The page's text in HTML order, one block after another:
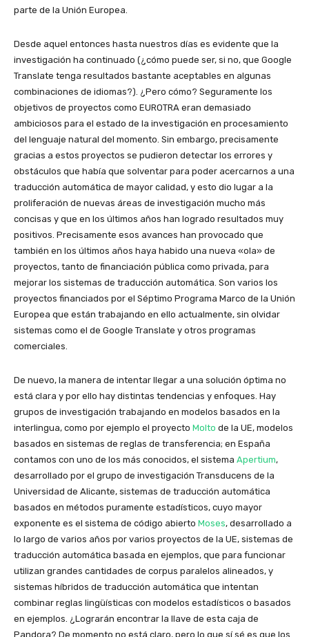
parte de la Unión Europea.
Desde aquel entonces hasta nuestros días es evidente que la
investigación ha continuado (¿cómo puede ser, si no, que Google
Translate tenga resultados bastante aceptables en algunas
combinaciones de idiomas?). ¿Pero cómo? Seguramente los
objetivos de proyectos como EUROTRA eran demasiado
ambiciosos para el estado de la investigación en procesamiento
del lenguaje natural del momento. Sin embargo, precisamente
gracias a estos proyectos se pudieron detectar los errores y
obstáculos que había que solventar para poder acercarnos a una
traducción automática de mayor calidad, y esto dio lugar a la
proliferación de nuevas áreas de investigación mucho más
concisas y que en los últimos años han logrado resultados muy
positivos. Precisamente esos avances han provocado que
también en los últimos años haya habido una nueva «ola» de
proyectos, tanto de financiación pública como privada, para
mejorar los sistemas de traducción automática. Son varios los
proyectos financiados por el Séptimo Programa Marco de la Unión
Europea que están trabajando en ello actualmente, sin olvidar
sistemas como el de Google Translate y otros programas
comerciales.
De nuevo, la manera de intentar llegar a una solución óptima no
está clara y por ello hay distintas tendencias y enfoques. Hay
grupos de investigación trabajando en modelos basados en la
interlingua, como por ejemplo el proyecto Molto de la UE, modelos
basados en sistemas de reglas de transferencia; en España
contamos con uno de los más conocidos, el sistema Apertium,
desarrollado por el grupo de investigación Transducens de la
Universidad de Alicante, sistemas de traducción automática
basados en métodos puramente estadísticos, cuyo mayor
exponente es el sistema de código abierto Moses, desarrollado a
lo largo de varios años por varios proyectos de la UE, sistemas de
traducción automática basada en ejemplos, que para funcionar
utilizan grandes cantidades de corpus paralelos alineados, y
sistemas híbridos de traducción automática que intentan
combinar reglas lingüísticas con modelos estadísticos o basados
en ejemplos. ¿Lograrán encontrar la llave de esta caja de
Pandora? De momento no está claro, pero lo que sí sé es que los